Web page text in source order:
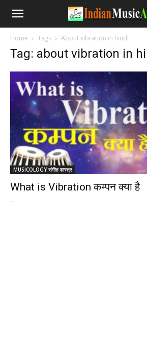
Home Tags About vibration in hindi
Tag: about vibration in
MUSICOLOGY संगीत शास्त्र
What is Vibration कम्पन क्या है
-